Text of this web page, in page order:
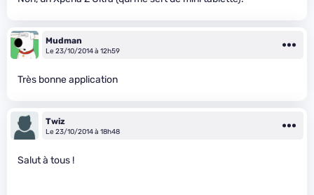
Mudman
Le 23/10/2014 à 12h59
Très bonne application
Twiz
Le 23/10/2014 à 18h48
Salut à tous !